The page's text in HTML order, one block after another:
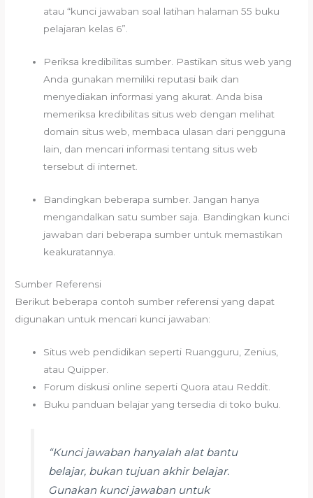
atau “kunci jawaban soal latihan halaman 55 buku
pelajaran kelas 6”.
Periksa kredibilitas sumber. Pastikan situs web yang
Anda gunakan memiliki reputasi baik dan
menyediakan informasi yang akurat. Anda bisa
memeriksa kredibilitas situs web dengan melihat
domain situs web, membaca ulasan dari pengguna
lain, dan mencari informasi tentang situs web
tersebut di internet.
Bandingkan beberapa sumber. Jangan hanya
mengandalkan satu sumber saja. Bandingkan kunci
jawaban dari beberapa sumber untuk memastikan
keakuratannya.
Sumber Referensi
Berikut beberapa contoh sumber referensi yang dapat
digunakan untuk mencari kunci jawaban:
Situs web pendidikan seperti Ruangguru, Zenius,
atau Quipper.
Forum diskusi online seperti Quora atau Reddit.
Buku panduan belajar yang tersedia di toko buku.
“Kunci jawaban hanyalah alat bantu
belajar, bukan tujuan akhir belajar.
Gunakan kunci jawaban untuk